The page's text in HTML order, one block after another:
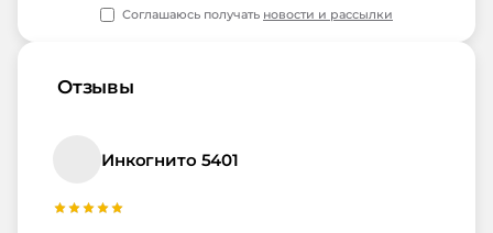
Соглашаюсь получать новости и рассылки
Отзывы
Инкогнито 5401